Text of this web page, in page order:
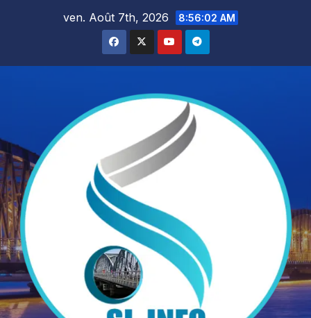
ven. Août 7th, 2026 8:56:04 AM